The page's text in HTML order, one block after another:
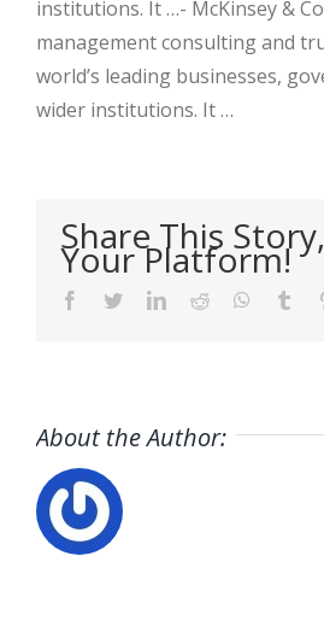
institutions. It …- McKinsey &
management consulting and
world’s leading businesses,
wider institutions. It …
Share This
Your Platform!
Facebook
TwitterLinkedIn
Reddit
About the Author: